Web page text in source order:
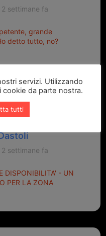
2 settimane fa
grande
detto tutto, no?
2 settimane fa
DISPONIBILITA' - UN
PER LA ZONA
servizi. Utilizzando
cookie da parte nostra.
tutti